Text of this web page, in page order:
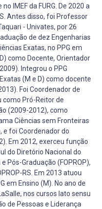
IMEF da FURG. De 2020 a
Antes disso, foi Professor
- Univates, por 26
de dez Engenharias
Exatas, no PPG em
como Docente, Orientador
Integrou o PPG
(M e D) como docente
Foi Coordenador de
como Pró-Reitor de
(2009-2012), como
Ciências sem Fronteiras
e foi Coordenador do
Em 2012, exerceu função
do Diretório Nacional do
Pós-Graduação (FOPROP),
RS. Em 2013 atuou
em Ensino (M). No ano de
nos cursos lato sensu
de Pessoas e Liderança